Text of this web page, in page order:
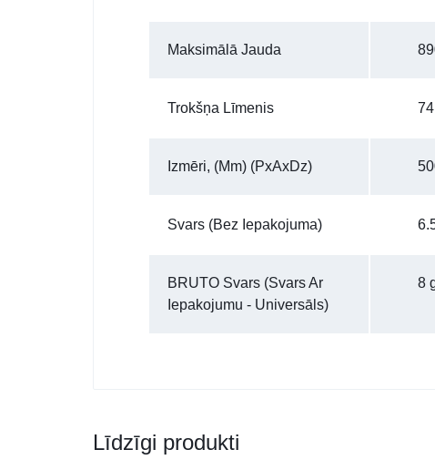
Maksimālā Jauda
Trokšņa Līmenis
Izmēri, (mm) (PxAxDz)
Svars (bez Iepakojuma)
BRUTO Svars (Svars Ar
Iepakojumu - Universāls)
8
Līdzīgi produkti